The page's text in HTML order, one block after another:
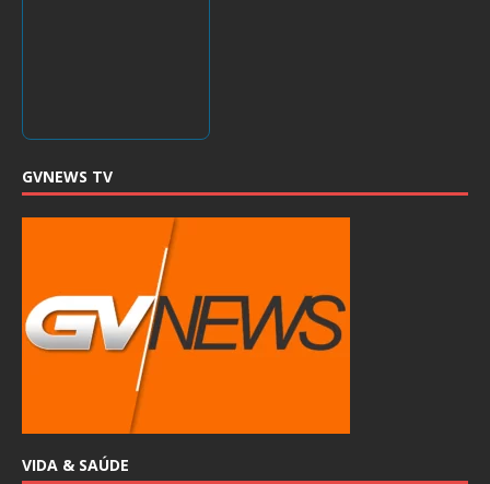
GVNEWS TV
VIDA & SAÚDE